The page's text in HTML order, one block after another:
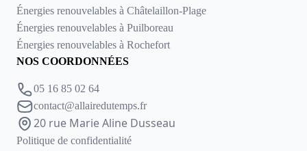
Énergies renouvelables à Châtelaillon-Plage
Énergies renouvelables à Puilboreau
Énergies renouvelables à Rochefort
NOS COORDONNÉES
05 16 85 02 64
contact@allairedutemps.fr
20 rue Marie Aline Dusseau
Politique de confidentialité